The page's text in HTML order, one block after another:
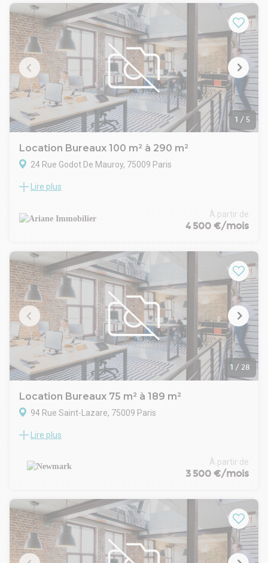
- Durée : 3/6/9 ans
- Fiscalité : TVA
- Indice : ILAT
- Dépôt de garantie : 3 mois
1 / 5
Location Bureaux 100 m² à 290 m²
24 Rue Godot De Mauroy, 75009 Paris
Dans le coeur du 9ème arrondissement, nous vous
très bien agencées.
Les parties communes sont de standing, les surfaces sont
- Type de bail : Commercial
- Durée : 3/6/9 ans
- Fiscalité : TVA
- Indice : ILAT
- Indexation : Annuelle au 1er janvier
- Dépôt de garantie : 3 mois
- Loyers et charges : Trimestriels et d'avance
Lire plus
À partir de
4 500 €/mois
1 / 28
Location Bureaux 75 m² à 189 m²
94 Rue Saint-Lazare, 75009 Paris
Newmark vous propose à la location deux surfaces de
Saint-Lazare, dans le 9ème arrondissement de Paris, au sein
d'un bel immeuble ancien sur cour. Ce cadre calme et
commerces.
Lire plus
À partir de
3 500 €/mois